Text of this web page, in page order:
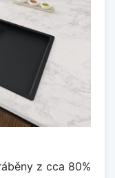
z cca 80%